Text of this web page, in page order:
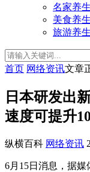
名家养生
美食养生
旅游养生
首页 网络资讯文章
日本研发出
速度可提升
纵横百科 网络资讯
6月15日消息，据